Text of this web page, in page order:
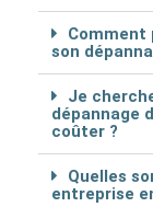
Comment
son
Je
dépannage
coûter ?
Quelles
entreprise